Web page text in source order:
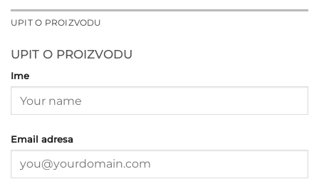
UPIT O PROIZVODU
UPIT O PROIZVODU
Ime
Email adresa